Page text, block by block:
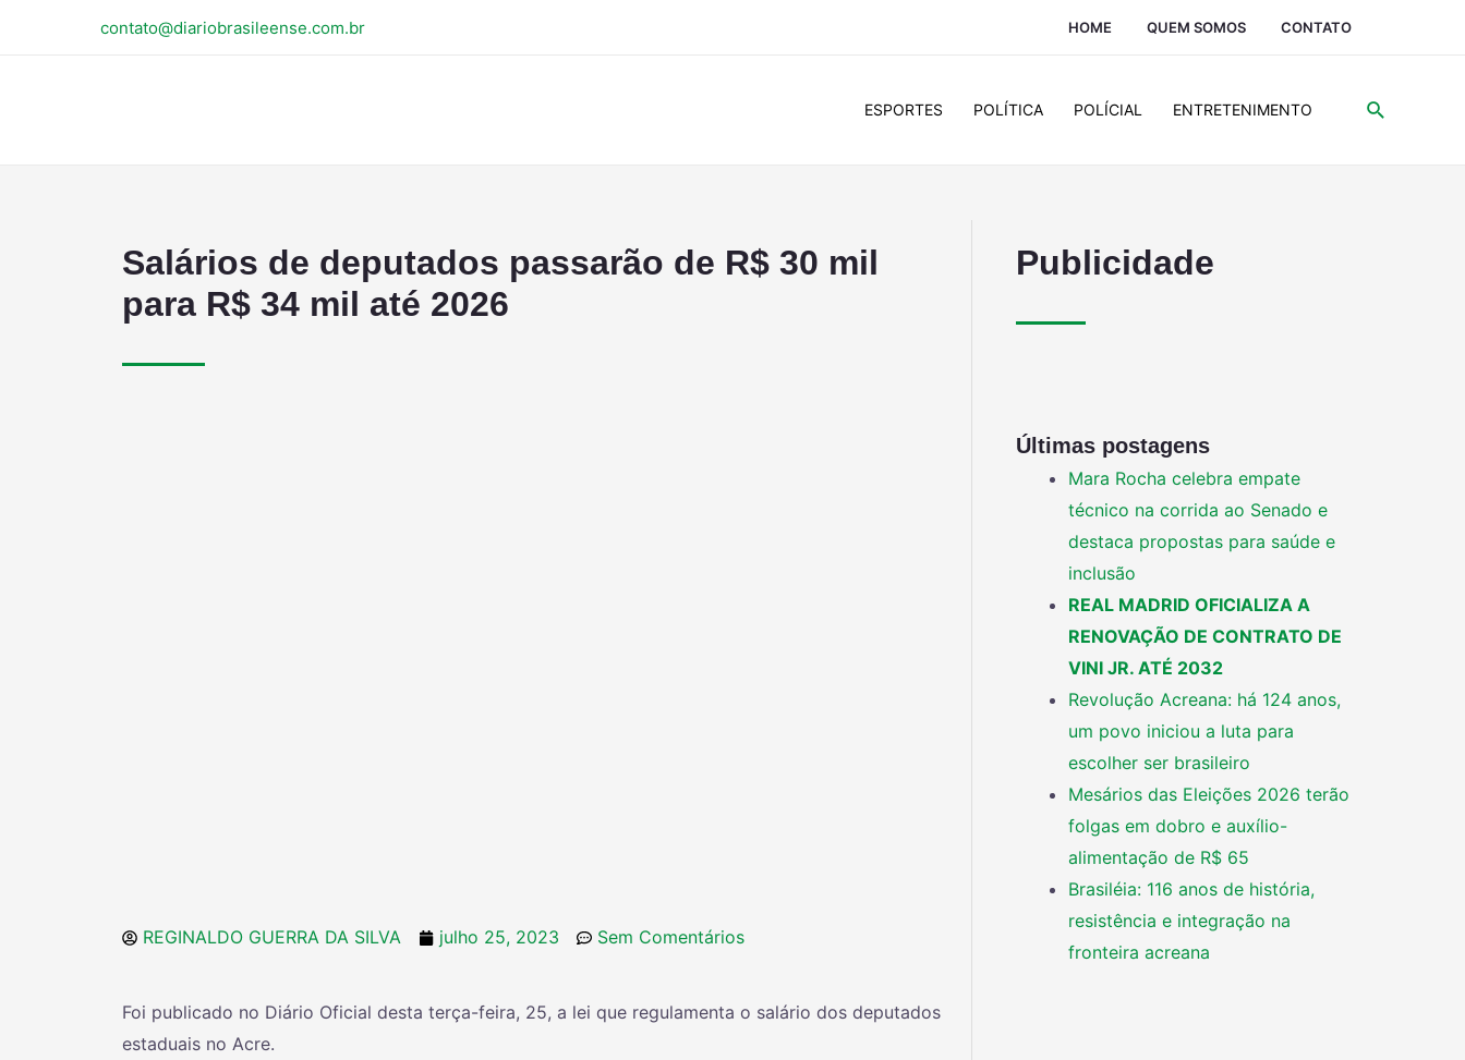
contato@diariobrasileense.com.br HOME QUEM SOMOS CONTATO
ESPORTES POLÍTICA POLÍCIAL ENTRETENIMENTO
Salários de deputados passarão de R$ 30 mil
para R$ 34 mil até 2026
REGINALDO GUERRA DA SILVA julho 25, 2023 Sem Comentários
Foi publicado no Diário Oficial desta terça-feira, 25, a lei que regulamenta o salário dos deputados
estaduais no Acre.
Publicidade
Últimas postagens
Mara Rocha celebra empate
técnico na corrida ao Senado e
destaca propostas para saúde e
inclusão
REAL MADRID OFICIALIZA A
RENOVAÇÃO DE CONTRATO DE
VINI JR. ATÉ 2032
Revolução Acreana: há 124 anos,
um povo iniciou a luta para
escolher ser brasileiro
Mesários das Eleições 2026 terão
folgas em dobro e auxílio-
alimentação de R$ 65
Brasiléia: 116 anos de história,
resistência e integração na
fronteira acreana